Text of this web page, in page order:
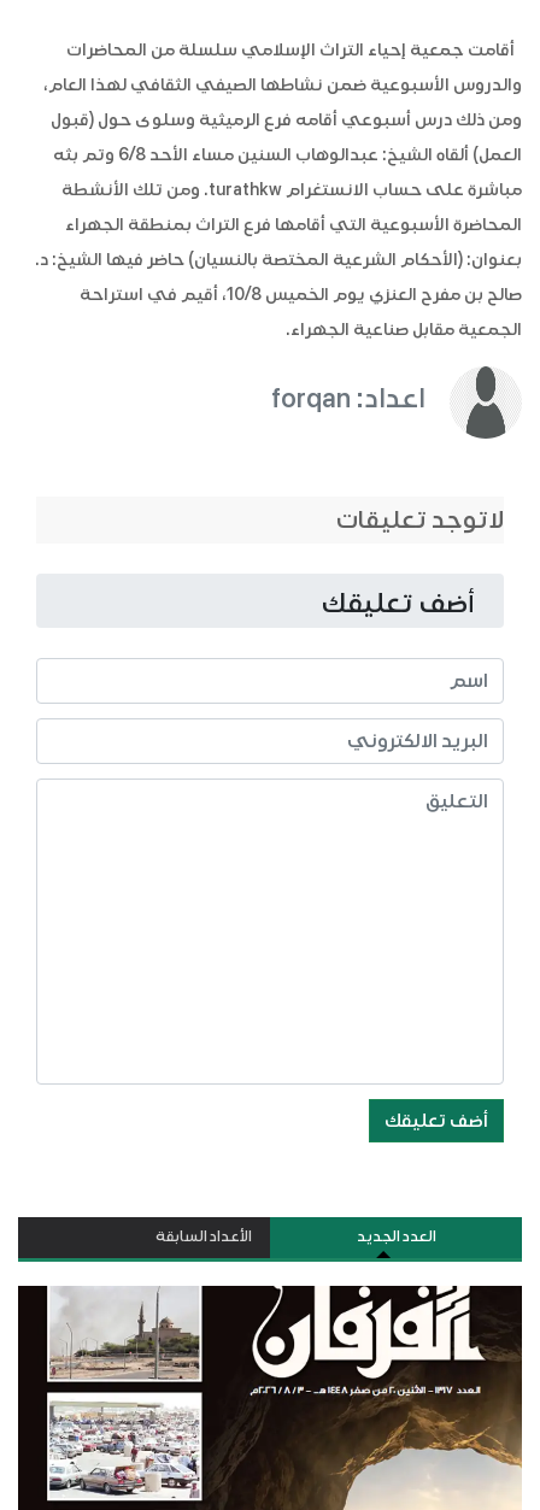
أقامت جمعية إحياء التراث الإسلامي سلسلة من المحاضرات
والدروس الأسبوعية ضمن نشاطها الصيفي الثقافي لهذا العام،
ومن ذلك درس أسبوعي أقامه فرع الرميثية وسلوى حول (قبول
العمل) ألقاه الشيخ: عبدالوهاب السنين مساء الأحد 6/8 وتم بثه
مباشرة على حساب الانستغرام turathkw. ومن تلك الأنشطة
المحاضرة الأسبوعية التي أقامها فرع التراث بمنطقة الجهراء
بعنوان: (الأحكام الشرعية المختصة بالنسيان) حاضر فيها الشيخ: د.
صالح بن مفرح العنزي يوم الخميس 10/8، أقيم في استراحة
الجمعية مقابل صناعية الجهراء.
اعداد: forqan
لاتوجد تعليقات
أضف تعليقك
أضف تعليقك
العدد الجديد الأعداد السابقة